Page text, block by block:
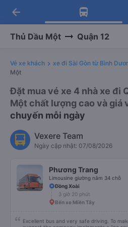
Tải app Vexere
Nhận ưu đãi thành
Tải app Vexere
-30k/ghế khi đặt vé
arrow_back
Thủ Dầu Một Quận 12
Vé xe khách xe đi Sài Gòn từ Bình
Một
Đặt mua vé xe 4 nhà xe đi
Một chất lượng cao và giá
chuyến mỗi ngày
Vexere Team
Ngày cập nhật: 07/08/2026
Phương Trang
Limousine giường nằm 34 chỗ
Đồng Xoài
3 giờ 20 phút
Bến xe Miền Tây
Excellent bus and very safe driving. To